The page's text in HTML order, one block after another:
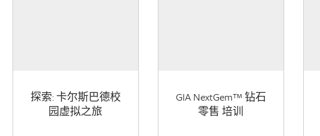
探索: 卡尔斯巴德校
园虚拟之旅
GIA NextGem™ 钻石
零售 培训